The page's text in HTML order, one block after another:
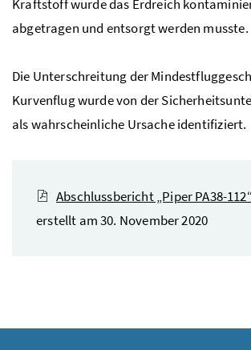
Kraftstoff wurde das Erdreich
abgetragen und entsorgt werden musste.
Die Unterschreitung der
Kurvenflug wurde von der
als wahrscheinliche Ursache identifiziert.
Abschlussbericht „Piper PA38-112“
erstellt am 30. November 2020